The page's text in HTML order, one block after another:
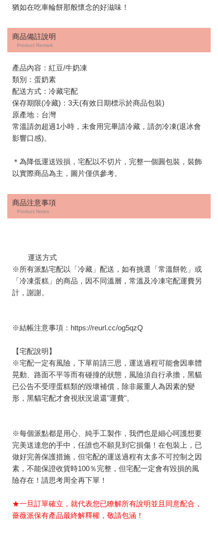
猶如在吃車輪餅那般懷念的好滋味！
商品備註說明
Product Remark
產品內容：紅豆/牛奶凍
類別：蛋奶素
配送方式：冷藏宅配
保存期限(冷藏)：3天(有效日期標示於商品包裝)
原產地：台灣
常溫請勿超過1小時，未食用完畢請冷藏，請勿冷凍(退冰會
影響口感)。
＊為降低運送毀損，宅配以不切片，完整一個圓包裝，裝飾
以實際商品為主，圖片僅供參考。
商品注意事項
Product Notes
運送方式
※所有派點宅配以「冷藏」配送，如有挑選「常溫餅乾」或
「冷凍蛋糕」的商品，因不同溫層，常溫及冷凍宅配運費另
計，謝謝。
※結帳注意事項： https://reurl.cc/og5qzQ
【宅配說明】
※宅配一定有風險，下單前請三思，運送過程可能會因車體
晃動、路面不平等而有碰撞的狀態，風險須自行承擔，黑貓
已公告不受理蛋糕類的毀壞補償，除非嚴重人為因素的變
形，黑貓宅配才會視狀況退還"運費"。
※每個派點都是用心、純手工製作，我們也是細心呵護想要
完美送達您的手中，任誰也不願見到它損傷！在包裝上，已
做好完善保護措施，但宅配的運送過程有太多不可控制之因
素，不能保證收貨時100％完整，但宅配一定會有毀損的風
險存在！請思考周全再下單！
★一旦訂單確立，就代表您已瞭解所有說明並且同意配合，
薔薇派保有產品最終解釋權，敬請包涵！